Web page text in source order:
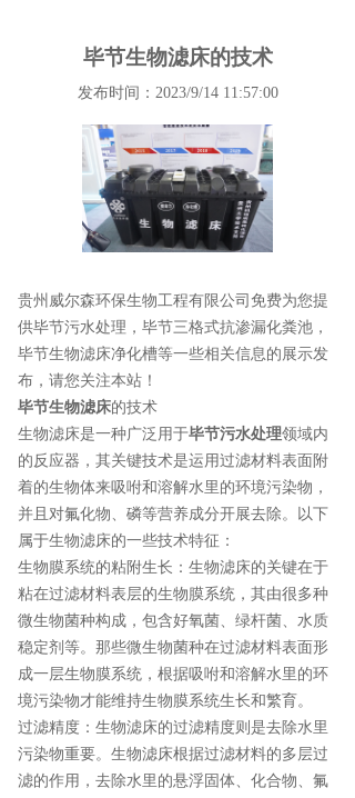
毕节生物滤床的技术
发布时间：2023/9/14 11:57:00
贵州威尔森环保生物工程有限公司免费为您提
供毕节污水处理 ，毕节三格式抗渗漏化粪池，
毕节生物滤床净化槽等一些相关信息的展示发
布，请您关注本站！
毕节生物滤床的技术
生物滤床是一种广泛用于毕节污水处理领域内
的反应器，其关键技术是运用过滤材料表面附
着的生物体来吸咐和溶解水里的环境污染物，
并且对氟化物、磷等营养成分开展去除。以下
属于生物滤床的一些技术特征：
生物膜系统的粘附生长：生物滤床的关键在于
粘在过滤材料表层的生物膜系统，其由很多种
微生物菌种构成，包含好氧菌、绿杆菌、水质
稳定剂等。那些微生物菌种在过滤材料表面形
成一层生物膜系统，根据吸咐和溶解水里的环
境污染物才能维持生物膜系统生长和繁育。
过滤精度：生物滤床的过滤精度则是去除水里
污染物重要。生物滤床根据过滤材料的多层过
滤的作用，去除水里的悬浮固体、化合物、氟